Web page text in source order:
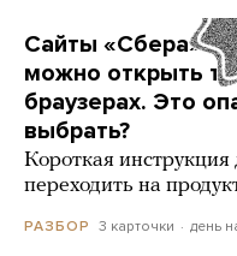
Сайты «Сбера» и
можно открыть
браузерах. Это
выбрать?
Короткая инструкция
переходить на
РАЗБОР 3 карточки день